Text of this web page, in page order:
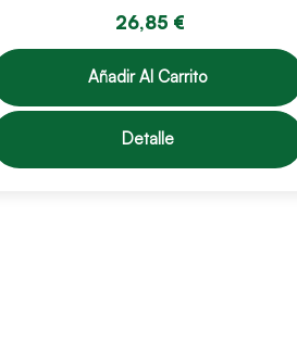
26,85 €
Añadir Al Carrito
Detalle